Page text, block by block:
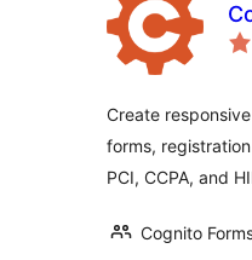
Create
forms,
PCI, CCPA, and
Cognito